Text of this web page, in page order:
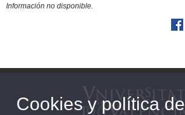
Información no disponible.
Cookies y política de